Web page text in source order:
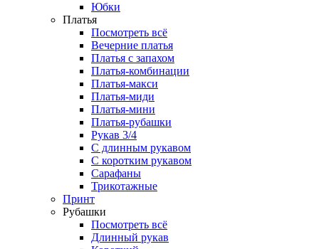
Юбки
Платья
Посмотреть всё
Вечерние платья
Платья с запахом
Платья-комбинации
Платья-макси
Платья-миди
Платья-мини
Платья-рубашки
Рукав 3/4
С длинным рукавом
С коротким рукавом
Сарафаны
Трикотажные
Принт
Рубашки
Посмотреть всё
Длинный рукав